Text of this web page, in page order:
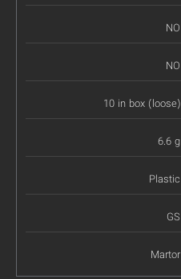
NO
NO
10 in box (loose)
6.6 g
Plastic
GS
Martor